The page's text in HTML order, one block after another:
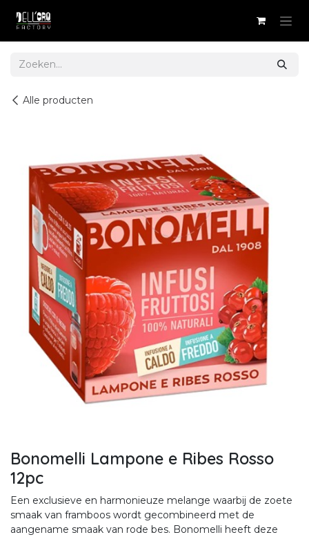
Alle producten
Bonomelli Lampone e Ribes Rosso
12pc
Een exclusieve en harmonieuze melange waarbij de zoete
smaak van framboos wordt gecombineerd met de
aangename smaak van rode bes. Bonomelli heeft deze